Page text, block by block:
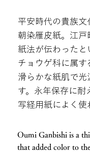
平安時代の貴族文
朝染雁皮紙。江
紙法が伝わったと
チョウゲ科に属す
滑らかな紙肌で
す。永年保存に耐
写経用紙によく使
Oumi Ganbishi is a
that added color to